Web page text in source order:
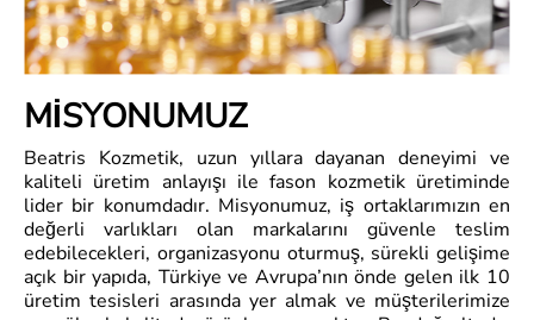
MİSYONUMUZ
Beatris Kozmetik, uzun yıllara dayanan deneyimi ve
kaliteli üretim anlayışı ile fason kozmetik üretiminde
lider bir konumdadır. Misyonumuz, iş ortaklarımızın en
değerli varlıkları olan markalarını güvenle teslim
edebilecekleri, organizasyonu oturmuş, sürekli gelişime
açık bir yapıda, Türkiye ve Avrupa’nın önde gelen ilk 10
üretim tesisleri arasında yer almak ve müşterilerimize